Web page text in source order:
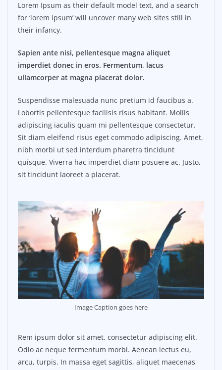
Lorem Ipsum as their default model text, and a search
for ‘lorem ipsum’ will uncover many web sites still in
their infancy.
Sapien ante nisi, pellentesque magna aliquet
imperdiet donec in eros. Fermentum, lacus
ullamcorper at magna placerat dolor.
Suspendisse malesuada nunc pretium id faucibus a.
Lobortis pellentesque facilisis risus habitant. Mollis
adipiscing iaculis quam mi pellentesque consectetur.
Sit diam eleifend risus eget commodo adipiscing. Amet,
nibh morbi ut sed interdum pharetra tincidunt
quisque. Viverra hac imperdiet diam posuere ac. Justo,
sit tincidunt laoreet a placerat.
Image Caption goes here
Rem ipsum dolor sit amet, consectetur adipiscing elit.
Odio ac neque fermentum morbi. Aenean lectus eu,
arcu, turpis. In massa eget sagittis, aliquet maecenas